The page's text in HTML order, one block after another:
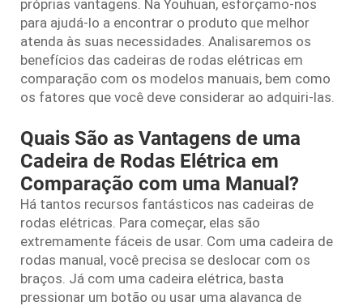
próprias vantagens. Na Youhuan, esforçamo-nos
para ajudá-lo a encontrar o produto que melhor
atenda às suas necessidades. Analisaremos os
benefícios das cadeiras de rodas elétricas em
comparação com os modelos manuais, bem como
os fatores que você deve considerar ao adquiri-las.
Quais São as Vantagens de uma
Cadeira de Rodas Elétrica em
Comparação com uma Manual?
Há tantos recursos fantásticos nas cadeiras de
rodas elétricas. Para começar, elas são
extremamente fáceis de usar. Com uma cadeira de
rodas manual, você precisa se deslocar com os
braços. Já com uma cadeira elétrica, basta
pressionar um botão ou usar uma alavanca de